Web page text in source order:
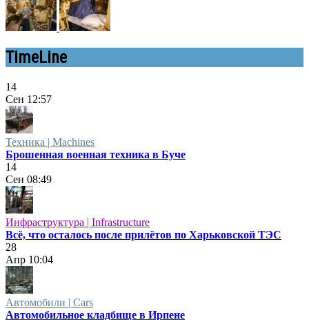
TimeLine
14
Сен 12:57
Техника | Machines
Брошенная военная техника в Буче
14
Сен 08:49
Инфраструктура | Infrastructure
Всё, что осталось после прилётов по Харьковской ТЭС
28
Апр 10:04
Автомобили | Cars
Автомобильное кладбище в Ирпене